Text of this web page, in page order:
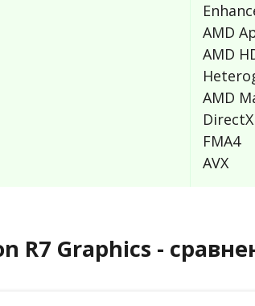
AMD
AMD
AMD
FMA4
AVX
R7 Graphics -